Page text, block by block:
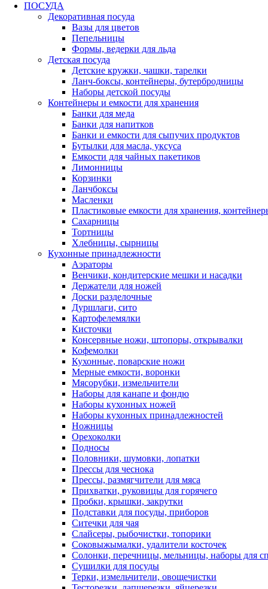
ПОСУДА
Декоративная посуда
Вазы для цветов
Пепельницы
Формы, ведерки для льда
Детская посуда
Детские кружки, чашки, тарелки
Ланч-боксы, контейнеры, бутербродницы
Наборы детской посуды
Контейнеры и емкости для хранения
Банки для меда
Банки для напитков
Банки и емкости для сыпучих продуктов
Бутылки для масла, уксуса
Емкости для чайных пакетиков
Лимонницы
Корзинки
Ланчбоксы
Масленки
Пластиковые емкости для хранения,
Сахарницы
Тортницы
Хлебницы, сырницы
Кухонные принадлежности
Аэраторы
Венчики, кондитерские мешки и насадки
Держатели для ножей
Доски разделочные
Дуршлаги, сито
Картофелемялки
Кисточки
Консервные ножи, штопоры, открывалки
Кофемолки
Кухонные, поварские ножи
Мерные емкости, воронки
Мясорубки, измельчители
Наборы для канапе и фондю
Наборы кухонных ножей
Наборы кухонных принадлежностей
Ножницы
Орехоколки
Подносы
Половники, шумовки, лопатки
Прессы для чеснока
Прессы, размягчители для мяса
Прихватки, руковицы для горячего
Пробки, крышки, закрутки
Подставки для посуды, приборов
Ситечки для чая
Слайсеры, рыбочистки, топорики
Соковыжымалки, удалители косточек
Солонки, перечницы, мельницы, наборы для
Сушилки для посуды
Терки, измельчители, овощечистки